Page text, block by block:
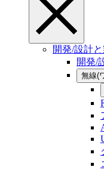
開発/設計
開発/
無線(